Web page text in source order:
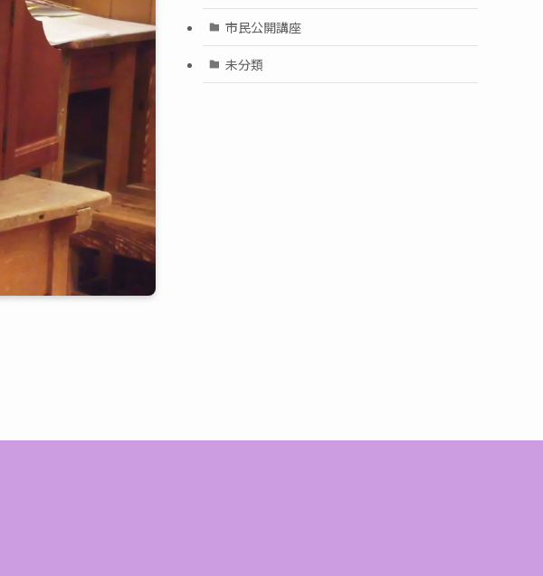
市民公開講座
未分類